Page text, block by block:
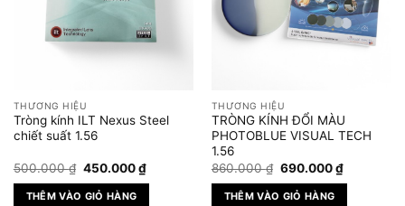
THƯƠNG HIỆU
Tròng kính ILT Nexus Steel
chiết suất 1.56
500.000₫ Giá
gốc
là:
500.000 ₫.
450.000₫Giá
hiện
THÊM VÀO GIỎ HÀNG
THƯƠNG HIỆU
TRÒNG KÍNH ĐỔI MÀU
PHOTOBLUE VISUAL TECH
1.56
860.000₫ Giá
gốc
là:
860.000 ₫.
690.000₫Giá
hiện
THÊM VÀO GIỎ HÀNG